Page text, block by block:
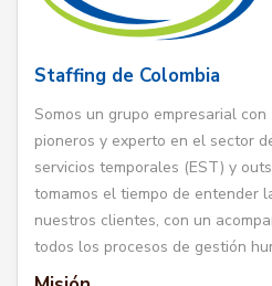
Staffing de Colombia
Somos un grupo empresarial
pioneros y experto en el sector
servicios temporales (EST) y
tomamos el tiempo de entender
nuestros clientes, con un
todos los procesos de gestión